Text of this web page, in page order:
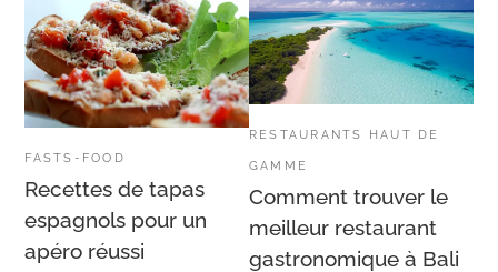
FASTS-FOOD
Recettes de tapas
espagnols pour un
apéro réussi
RESTAURANTS HAUT DE
GAMME
Comment trouver le
meilleur restaurant
gastronomique à Bali